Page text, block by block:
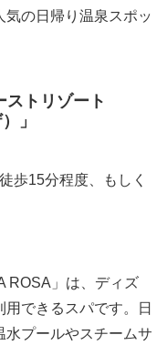
の日帰り温泉スポッ
ストリゾート
」
歩15分程度、もしく
ROSA」は、ディズ
できるスパです。日
水プールやスチームサ